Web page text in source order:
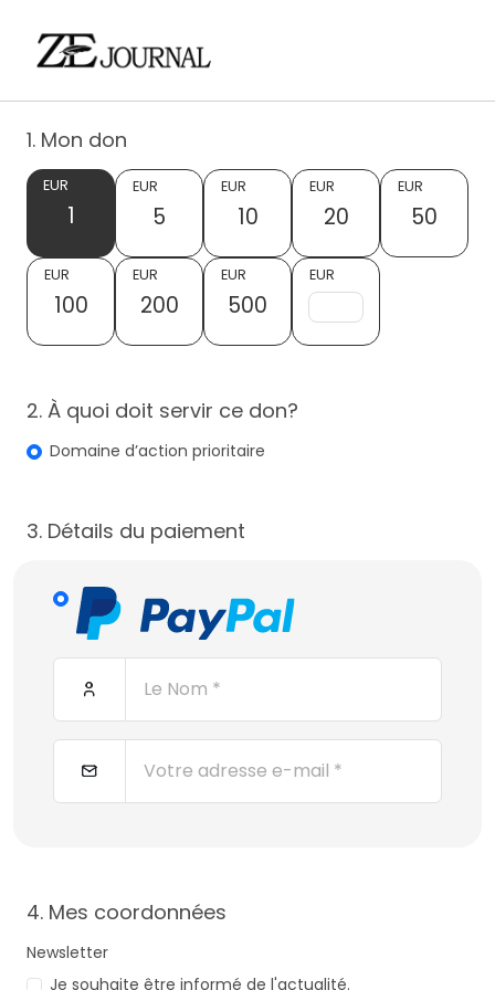
1. Mon don
EUR
1
EUR
5
EUR
10
EUR
20
EUR
50
EUR
100
EUR
200
EUR
500
EUR
2. À quoi doit servir ce don?
Domaine d’action prioritaire
3. Détails du paiement
4. Mes coordonnées
Newsletter
Je souhaite être informé de l'actualité.